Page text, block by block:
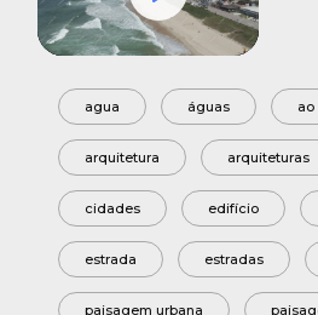
Mute Settings
Play
agua águas ao
arquitetura arquiteturas
cidades edifício
estrada estradas
paisagem urbana